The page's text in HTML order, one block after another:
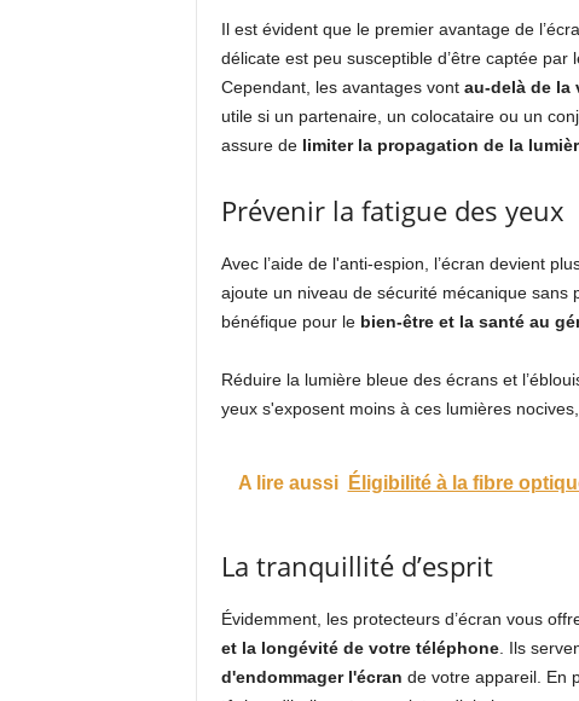
Il est évident que le premier avantage de
délicate est peu susceptible d’être captée par
Cependant, les avantages vont au-delà de la
utile si un partenaire, un colocataire ou un
assure delimiter la propagation de la
Prévenir la fatigue des yeux
Avec l’aide de l'anti-espion, l’écran devient
ajoute un niveau de sécurité mécanique sans
bénéfique pour le bien-être et la santé au
Réduire la lumière bleue des écrans et
yeux s'exposent moins à ces lumières
A lire aussi Éligibilité à la fibre
La tranquillité d’esprit
Évidemment, les protecteurs d’écran vous
et la longévité de votre téléphone. Ils
d'endommager l'écran de votre appareil. En